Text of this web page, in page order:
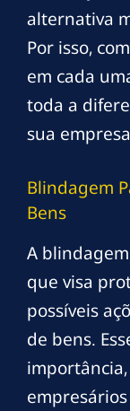
alternativa
Por isso,
em cada
toda a
sua
Blindagem
Bens
A
que visa
possíveis
de bens.